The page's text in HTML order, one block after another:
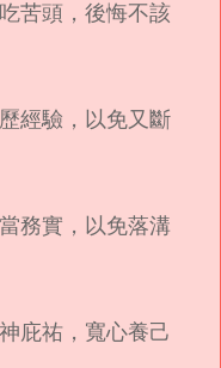
苦頭，後悔不該
經驗，以免又斷
務實，以免落溝
庇祐，寬心養己